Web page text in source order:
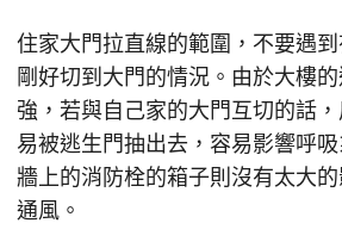
住家大門拉直線的範圍，不要遇
剛好切到大門的情況。由於大樓
強，若與自己家的大門互切的話
易被逃生門抽出去，容易影響呼
牆上的消防栓的箱子則沒有太大
通風。